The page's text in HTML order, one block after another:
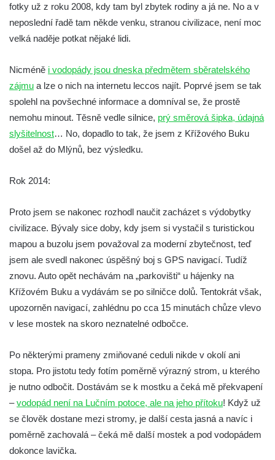
Peřeje na řece Smědá mezi Raspenavou a
Hřenska
Vodopády Dubiny
Vodopád pod Čertovým mlýnem u Nového
Boru
Moravanský vodopád
Vodopád u Čertova mlýna nad Vaňovem
Vodopády Suché Kamenice
Horní vodopád Černé Nisy (Liberec –
Kateřinky)
Spodní vodopád Černé Nisy (Liberec –
Kateřinky)
Vodopád Velký Štolpich
Mumlavský vodopád
Kamenický (Plochý) vodopád
Bobří vodopád
Hrazený vodopád na Černém Štolpichu
Vodopády na Černém Štolpichu (Skok a
Dvojitý)
Vodopády na Černém potoce
Vodopád Černého potoka
fotky už z roku 2008, kdy tam byl zbytek rodiny a já ne. No a v
neposlední řadě tam někde venku, stranou civilizace, není moc
velká naděje potkat nějaké lidi.
Nicméně i vodopády jsou dneska předmětem sběratelského
zájmu a lze o nich na internetu leccos najít. Poprvé jsem se tak
spolehl na povšechné informace a domníval se, že prostě
nemohu minout. Těsně vedle silnice, prý směrová šipka, údajná
slyšitelnost… No, dopadlo to tak, že jsem z Křížového Buku
došel až do Mlýnů, bez výsledku.
Rok 2014:
Proto jsem se nakonec rozhodl naučit zacházet s výdobytky
civilizace. Bývaly sice doby, kdy jsem si vystačil s turistickou
mapou a buzolu jsem považoval za moderní zbytečnost, teď
jsem ale svedl nakonec úspěšný boj s GPS navigací. Tudíž
znovu. Auto opět nechávám na „parkovišti“ u hájenky na
Křížovém Buku a vydávám se po silničce dolů. Tentokrát však,
upozorněn navigací, zahlédnu po cca 15 minutách chůze vlevo
v lese mostek na skoro neznatelné odbočce.
Po některými prameny zmiňované ceduli nikde v okolí ani
stopa. Pro jistotu tedy fotím poměrně výrazný strom, u kterého
je nutno odbočit. Dostávám se k mostku a čeká mě překvapení
–vodopád není na Lučním potoce, ale na jeho přítoku! Když už
se člověk dostane mezi stromy, je další cesta jasná a navíc i
poměrně zachovalá – čeká mě další mostek a pod vodopádem
dokonce lavička.